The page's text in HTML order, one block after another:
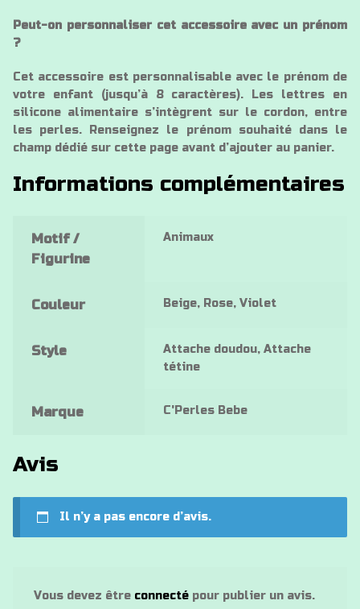
Peut-on personnaliser cet accessoire avec un prénom
?
Cet accessoire est personnalisable avec le prénom de
votre enfant (jusqu’à 8 caractères). Les lettres en
silicone alimentaire s’intègrent sur le cordon, entre
les perles. Renseignez le prénom souhaité dans le
champ dédié sur cette page avant d’ajouter au panier.
Informations complémentaires
Motif /
Figurine
Animaux
Couleur Beige, Rose, Violet
Style
Attache doudou, Attache
tétine
Marque C'Perles Bebe
Avis
Il n’y a pas encore d’avis.
Vous devez être connectépour publier un avis.